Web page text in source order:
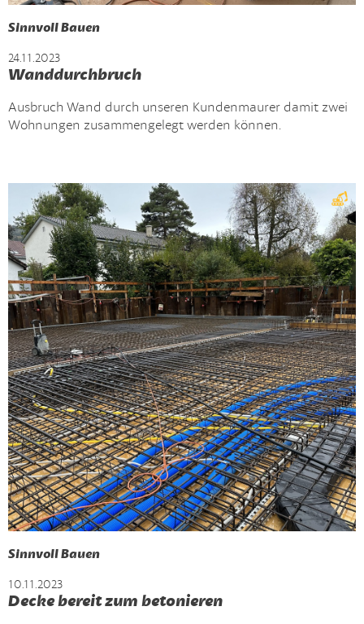
Sinnvoll Bauen
24.11.2023
Wanddurchbruch
Ausbruch Wand durch unseren Kundenmaurer damit zwei
Wohnungen zusammengelegt werden können.
Sinnvoll Bauen
10.11.2023
Decke bereit zum betonieren